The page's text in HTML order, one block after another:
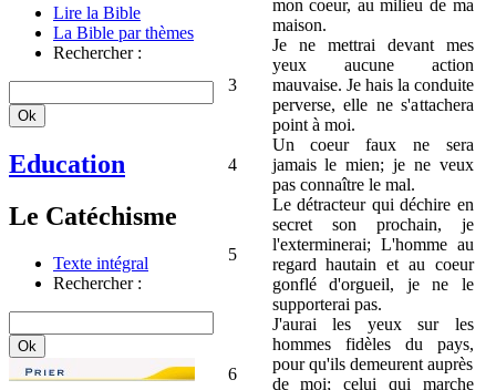
Lire la Bible
La Bible par thèmes
Rechercher :
Education
Le Catéchisme
Texte intégral
Rechercher :
mon coeur, au milieu de ma
maison.
3
Je ne mettrai devant mes
yeux aucune action
mauvaise. Je hais la conduite
perverse, elle ne s'attachera
point à moi.
4
Un coeur faux ne sera
jamais le mien; je ne veux
pas connaître le mal.
5
Le détracteur qui déchire en
secret son prochain, je
l'exterminerai; L'homme au
regard hautain et au coeur
gonflé d'orgueil, je ne le
supporterai pas.
6
J'aurai les yeux sur les
hommes fidèles du pays,
pour qu'ils demeurent auprès
de moi; celui qui marche